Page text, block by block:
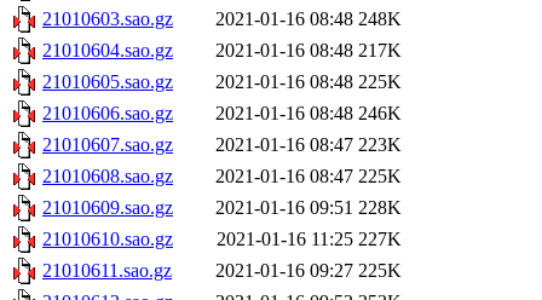
21010603.sao.gz
2021-01-16 08:48 248K
21010604.sao.gz
2021-01-16 08:48 217K
21010605.sao.gz
2021-01-16 08:48 225K
21010606.sao.gz
2021-01-16 08:48 246K
21010607.sao.gz
2021-01-16 08:47 223K
21010608.sao.gz
2021-01-16 08:47 225K
21010609.sao.gz
2021-01-16 09:51 228K
21010610.sao.gz
2021-01-16 11:25 227K
21010611.sao.gz
2021-01-16 09:27 225K